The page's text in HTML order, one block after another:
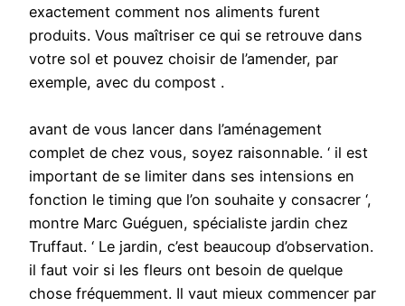
exactement comment nos aliments furent
produits. Vous maîtriser ce qui se retrouve dans
votre sol et pouvez choisir de l’amender, par
exemple, avec du compost .
avant de vous lancer dans l’aménagement
complet de chez vous, soyez raisonnable. ‘ il est
important de se limiter dans ses intensions en
fonction le timing que l’on souhaite y consacrer ‘,
montre Marc Guéguen, spécialiste jardin chez
Truffaut. ‘ Le jardin, c’est beaucoup d’observation.
il faut voir si les fleurs ont besoin de quelque
chose fréquemment. Il vaut mieux commencer par